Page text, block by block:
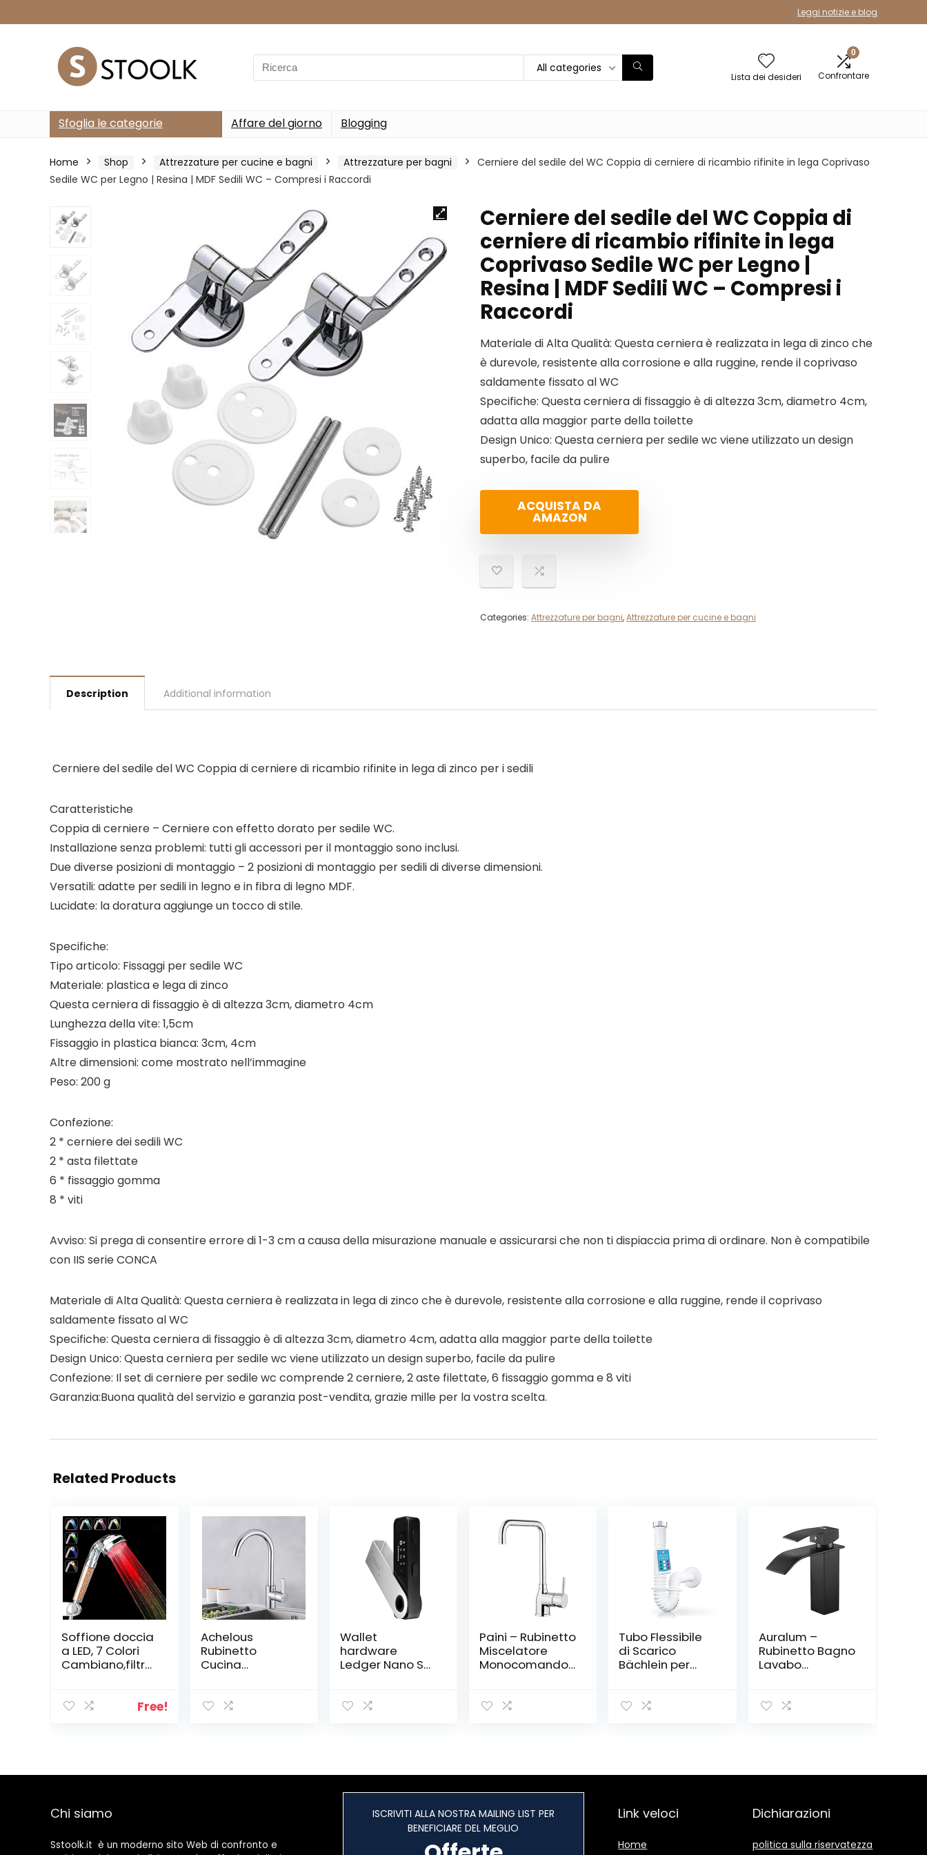
Leggi notizie e blog
Search
for:
All categories
Lista dei desideri
0
Confrontare
Sfoglia le categorie Affare del giorno Blogging
Home Shop Attrezzature per cucine e bagni Attrezzature per bagni
Cerniere del sedile del WC Coppia di cerniere di ricambio rifinite in lega Coprivaso
Sedile WC per Legno | Resina | MDF Sedili WC – Compresi i Raccordi
Cerniere del sedile del WC Coppia di
cerniere di ricambio rifinite in lega
Coprivaso Sedile WC per Legno |
Resina | MDF Sedili WC – Compresi i
Raccordi
Materiale di Alta Qualità: Questa cerniera è realizzata in lega di zinco che
è durevole, resistente alla corrosione e alla ruggine, rende il coprivaso
saldamente fissato al WC
Specifiche: Questa cerniera di fissaggio è di altezza 3cm, diametro 4cm,
adatta alla maggior parte della toilette
Design Unico: Questa cerniera per sedile wc viene utilizzato un design
superbo, facile da pulire
ACQUISTA DA
AMAZON
Categories: Attrezzature per bagni,Attrezzature per cucine e bagni
Description Additional information
Cerniere del sedile del WC Coppia di cerniere di ricambio rifinite in lega di zinco per i sedili
Caratteristiche
Coppia di cerniere – Cerniere con effetto dorato per sedile WC.
Installazione senza problemi: tutti gli accessori per il montaggio sono inclusi.
Due diverse posizioni di montaggio – 2 posizioni di montaggio per sedili di diverse dimensioni.
Versatili: adatte per sedili in legno e in fibra di legno MDF.
Lucidate: la doratura aggiunge un tocco di stile.
Specifiche:
Tipo articolo: Fissaggi per sedile WC
Materiale: plastica e lega di zinco
Questa cerniera di fissaggio è di altezza 3cm, diametro 4cm
Lunghezza della vite: 1,5cm
Fissaggio in plastica bianca: 3cm, 4cm
Altre dimensioni: come mostrato nell’immagine
Peso: 200 g
Confezione:
2 * cerniere dei sedili WC
2 * asta filettate
6 * fissaggio gomma
8 * viti
Avviso: Si prega di consentire errore di 1-3 cm a causa della misurazione manuale e assicurarsi che non ti dispiaccia prima di ordinare. Non è compatibile
con IIS serie CONCA
Materiale di Alta Qualità: Questa cerniera è realizzata in lega di zinco che è durevole, resistente alla corrosione e alla ruggine, rende il coprivaso
saldamente fissato al WC
Specifiche: Questa cerniera di fissaggio è di altezza 3cm, diametro 4cm, adatta alla maggior parte della toilette
Design Unico: Questa cerniera per sedile wc viene utilizzato un design superbo, facile da pulire
Confezione: Il set di cerniere per sedile wc comprende 2 cerniere, 2 aste filettate, 6 fissaggio gomma e 8 viti
Garanzia:Buona qualità del servizio e garanzia post-vendita, grazie mille per la vostra scelta.
Related Products
Soffione doccia
a LED, 7 Colori
Cambiano,filtro
pressione,
Free!
Achelous
Rubinetto
Cucina
per Lavello con
Calda
Wallet
hardware
Ledger Nano S
e token
Paini – Rubinetto
Miscelatore
Monocomando
laterale con
interamente
prodotto e
Tubo Flessibile
di Scarico
Bächlein per
Estensibile da
Auralum –
Rubinetto Bagno
Lavabo
Cascata
Lavabo Bagno
Chi siamo
Sstoolk.it è un moderno sito Web di confronto e
ISCRIVITI ALLA NOSTRA MAILING LIST PER
BENEFICIARE DEL MEGLIO
Link veloci
Home
Dichiarazioni
politica sulla riservatezza